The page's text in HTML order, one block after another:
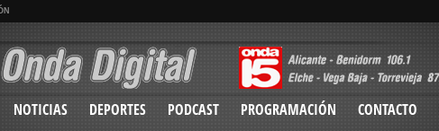
NOTICIAS DEPORTES PODCAST PROGRAMACIÓN CONTACTO